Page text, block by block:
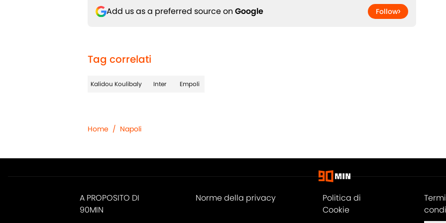
Add us as a preferred source on Google Follow
Tag correlati
Kalidou Koulibaly Inter Empoli
Home / Napoli
A PROPOSITO DI
90MIN
Norme della privacy
Politica di
Cookie